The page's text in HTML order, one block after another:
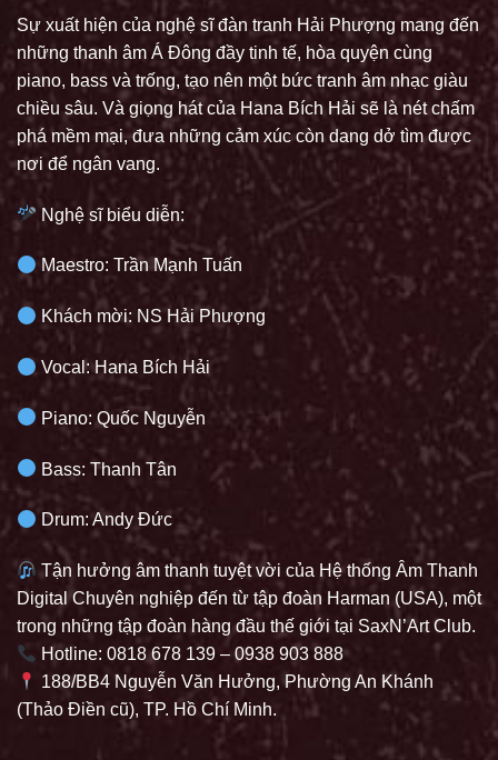
Sự xuất hiện của nghệ sĩ đàn tranh Hải Phượng mang đến
những thanh âm Á Đông đầy tinh tế, hòa quyện cùng
piano, bass và trống, tạo nên một bức tranh âm nhạc giàu
chiều sâu. Và giọng hát của Hana Bích Hải sẽ là nét chấm
phá mềm mại, đưa những cảm xúc còn dang dở tìm được
nơi để ngân vang.
Nghệ sĩ biểu diễn:
Maestro: Trần Mạnh Tuấn
Khách mời: NS Hải Phượng
Vocal: Hana Bích Hải
Piano: Quốc Nguyễn
Bass: Thanh Tân
Drum: Andy Đức
Tận hưởng âm thanh tuyệt vời của Hệ thống Âm Thanh
Digital Chuyên nghiệp đến từ tập đoàn Harman (USA), một
trong những tập đoàn hàng đầu thế giới tại SaxN’Art Club.
Hotline: 0818 678 139 – 0938 903 888
188/BB4 Nguyễn Văn Hưởng, Phường An Khánh
(Thảo Điền cũ), TP. Hồ Chí Minh.